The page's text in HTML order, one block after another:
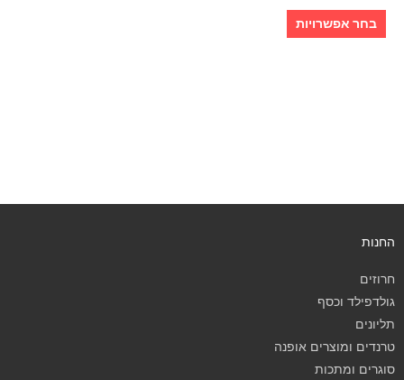
בחר אפשרויות
החנות
חרוזים
גולדפילד וכסף
תליונים
טרנדים ומוצרים אופנה
סוגרים ומתכות